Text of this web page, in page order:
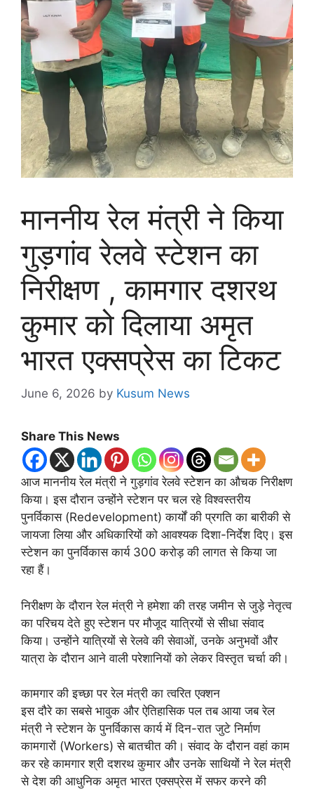
माननीय रेल मंत्री ने किया
गुड़गांव रेलवे स्टेशन का
निरीक्षण , कामगार दशरथ
कुमार को दिलाया अमृत
भारत एक्सप्रेस का टिकट
June 6, 2026 by Kusum News
Share This News
आज माननीय रेल मंत्री ने गुड़गांव रेलवे स्टेशन का औचक निरीक्षण
किया। इस दौरान उन्होंने स्टेशन पर चल रहे विश्वस्तरीय
पुनर्विकास (Redevelopment) कार्यों की प्रगति का बारीकी से
जायजा लिया और अधिकारियों को आवश्यक दिशा-निर्देश दिए। इस
स्टेशन का पुनर्विकास कार्य 300 करोड़ की लागत से किया जा
रहा हैं।
निरीक्षण के दौरान रेल मंत्री ने हमेशा की तरह जमीन से जुड़े नेतृत्व
का परिचय देते हुए स्टेशन पर मौजूद यात्रियों से सीधा संवाद
किया। उन्होंने यात्रियों से रेलवे की सेवाओं, उनके अनुभवों और
यात्रा के दौरान आने वाली परेशानियों को लेकर विस्तृत चर्चा की।
कामगार की इच्छा पर रेल मंत्री का त्वरित एक्शन
इस दौरे का सबसे भावुक और ऐतिहासिक पल तब आया जब रेल
मंत्री ने स्टेशन के पुनर्विकास कार्य में दिन-रात जुटे निर्माण
कामगारों (Workers) से बातचीत की। संवाद के दौरान वहां काम
कर रहे कामगार श्री दशरथ कुमार और उनके साथियों ने रेल मंत्री
से देश की आधुनिक अमृत भारत एक्सप्रेस में सफर करने की